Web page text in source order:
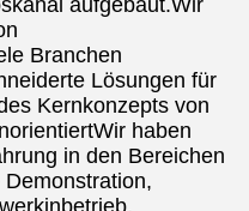
Branchen
Lösungen für
Kernkonzepts von
haben
in den Bereichen